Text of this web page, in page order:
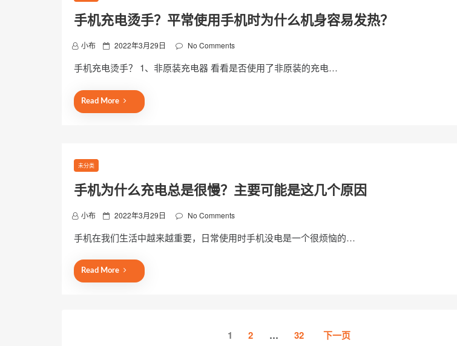
手机充电烫手？平常使用手机时为什么机身容易发热？
小布
P
s
e
d
2022年3月29日 No Comments
手机充电烫手？ 1、非原装充电器 看看是否使用了非原装的充电…
Read More
未分类
手机为什么充电总是很慢？主要可能是这几个原因
小布
P
s
e
d
2022年3月29日 No Comments
手机在我们生活中越来越重要，日常使用时手机没电是一个很烦恼的…
Read More
1 2 … 32 下一页